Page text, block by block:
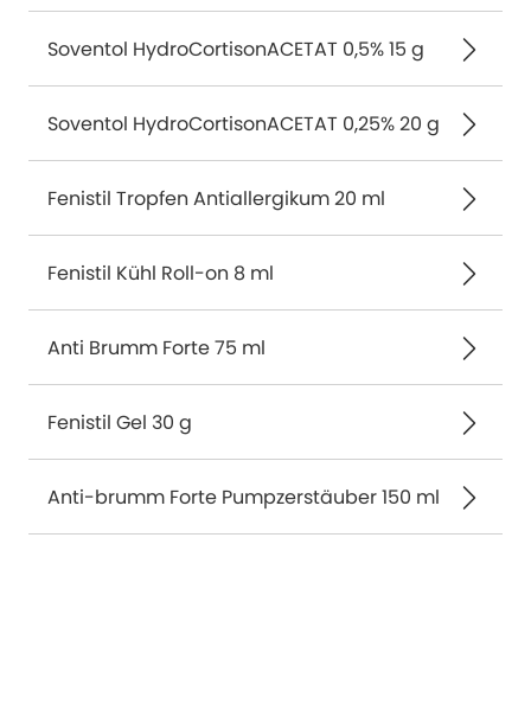
Soventol HydroCortisonACETAT 0,5% 15 g
Soventol HydroCortisonACETAT 0,25% 20 g
Fenistil Tropfen Antiallergikum 20 ml
Fenistil Kühl Roll-on 8 ml
Anti Brumm Forte 75 ml
Fenistil Gel 30 g
Anti-brumm Forte Pumpzerstäuber 150 ml